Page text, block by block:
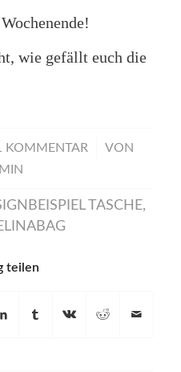
wie gefällt euch die
KOMMENTAR
/
VON
TASCHE,
teilen